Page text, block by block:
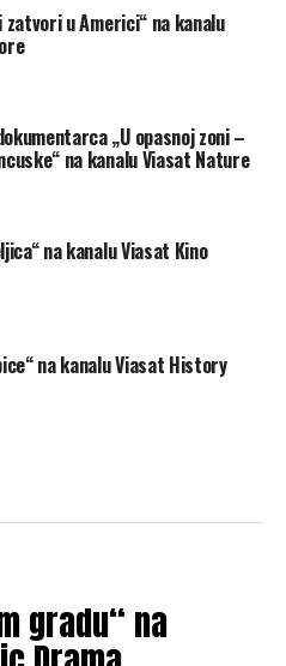
zatvori u Americi“ na kanalu
„U opasnoj zoni –
na kanalu Viasat Nature
na kanalu Viasat Kino
na kanalu Viasat History
gradu“ na